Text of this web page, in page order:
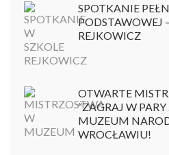
SPOTKANIE
PODSTAWOWEJ
REJKOWICZ
OTWARTE
“ZAGRAJ W
MUZEUM
WROCŁAWIU!